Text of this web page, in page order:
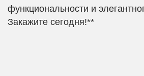
функциональности и
Закажите сегодня!**